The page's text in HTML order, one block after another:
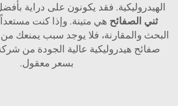
الهيدروليكية. فقد يكونون على دراية
ثني الصفائح هي متينة. وإذا كنت
البحث والمقارنة، فلا يوجد سبب يمنعك من
بسعر معقول.